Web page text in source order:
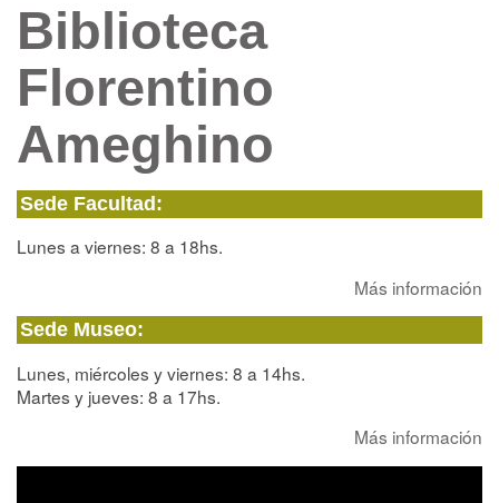
Biblioteca
Florentino
Ameghino
Sede Facultad:
Lunes a viernes: 8 a 18hs.
Más información
Sede Museo:
Lunes, miércoles y viernes: 8 a 14hs.
Martes y jueves: 8 a 17hs.
Más información